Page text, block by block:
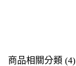
商品相關分類 (4)